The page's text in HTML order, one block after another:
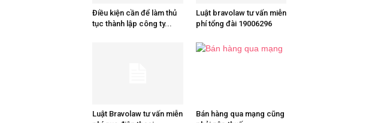
Điều kiện cần để làm thủ
tục thành lập công ty...
Luật bravolaw tư vấn miễn
phí tổng đài 19006296
Luật Bravolaw tư vấn miễn
Bán hàng qua mạng cũng